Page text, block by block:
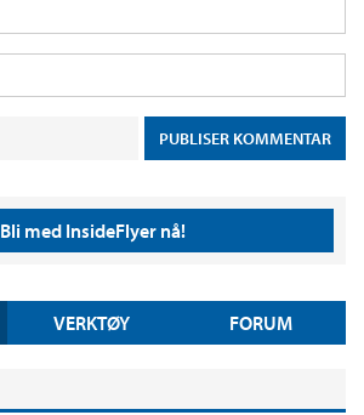
Bli med InsideFlyer nå!
VERKTØY FORUM